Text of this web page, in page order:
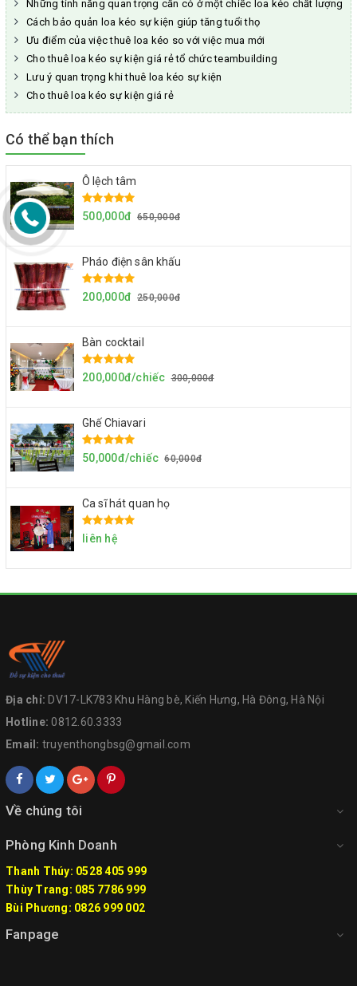
Những tính năng quan trọng cần có ở một chiếc loa kéo chất lượng
Cách bảo quản loa kéo sự kiện giúp tăng tuổi thọ
Ưu điểm của việc thuê loa kéo so với việc mua mới
Cho thuê loa kéo sự kiện giá rẻ tổ chức teambuilding
Lưu ý quan trọng khi thuê loa kéo sự kiện
Cho thuê loa kéo sự kiện giá rẻ
Có thể bạn thích
Ô lệch tâm
500,000đ 650,000đ
Pháo điện sân khấu
200,000đ 250,000đ
Bàn cocktail
200,000đ/chiếc 300,000đ
Ghế Chiavari
50,000đ/chiếc 60,000đ
Ca sĩ hát quan họ
liên hệ
Địa chỉ: DV17-LK783 Khu Hàng bè, Kiến Hưng, Hà Đông, Hà Nội
Hotline:0812.60.3333
Email: truyenthongbsg@gmail.com
Về chúng tôi
Phòng Kinh Doanh
Thanh Thúy: 0528 405 999
Thùy Trang: 085 7786 999
Bùi Phương: 0826 999 002
Fanpage